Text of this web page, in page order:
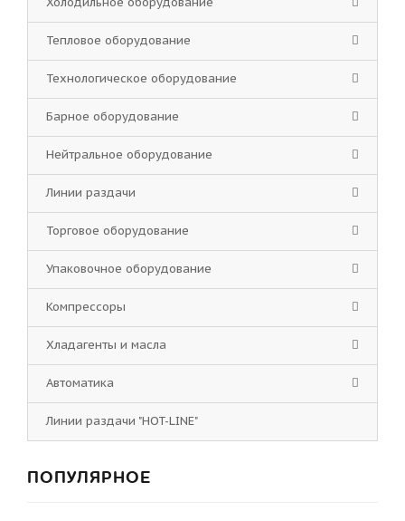
Тепловое оборудование
Технологическое оборудование
Барное оборудование
Нейтральное оборудование
Линии раздачи
Торговое оборудование
Упаковочное оборудование
Компрессоры
Хладагенты и масла
Автоматика
Линии раздачи "HOT-LINE"
ПОПУЛЯРНОЕ